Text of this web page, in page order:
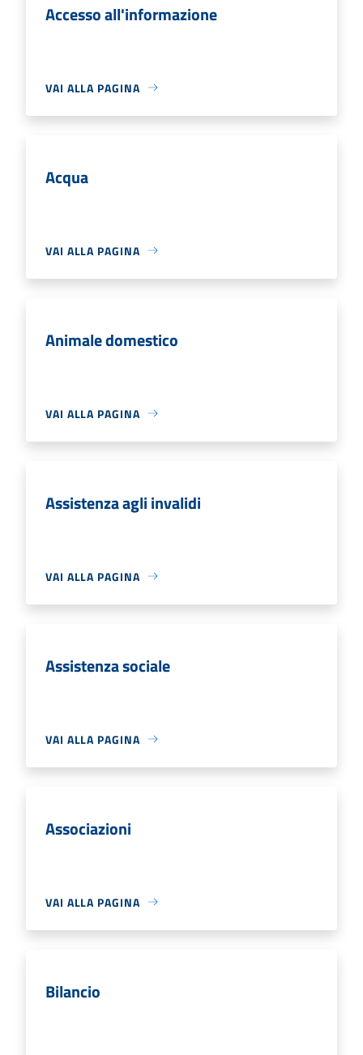
Accesso all'informazione
VAI ALLA PAGINA
Acqua
VAI ALLA PAGINA
Animale domestico
VAI ALLA PAGINA
Assistenza agli invalidi
VAI ALLA PAGINA
Assistenza sociale
VAI ALLA PAGINA
Associazioni
VAI ALLA PAGINA
Bilancio